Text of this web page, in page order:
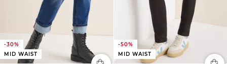
-30%
MID WAIST
-50%
MID WAIST